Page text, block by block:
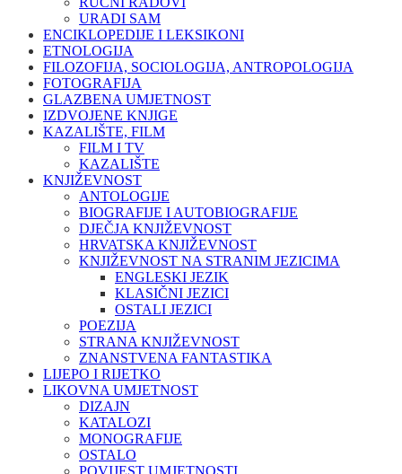
URADI SAM
ENCIKLOPEDIJE I LEKSIKONI
ETNOLOGIJA
FILOZOFIJA, SOCIOLOGIJA, ANTROPOLOGIJA
FOTOGRAFIJA
GLAZBENA UMJETNOST
IZDVOJENE KNJIGE
KAZALIŠTE, FILM
FILM I TV
KAZALIŠTE
KNJIŽEVNOST
ANTOLOGIJE
BIOGRAFIJE I AUTOBIOGRAFIJE
DJEČJA KNJIŽEVNOST
HRVATSKA KNJIŽEVNOST
KNJIŽEVNOST NA STRANIM JEZICIMA
ENGLESKI JEZIK
KLASIČNI JEZICI
OSTALI JEZICI
POEZIJA
STRANA KNJIŽEVNOST
ZNANSTVENA FANTASTIKA
LIJEPO I RIJETKO
LIKOVNA UMJETNOST
DIZAJN
KATALOZI
MONOGRAFIJE
OSTALO